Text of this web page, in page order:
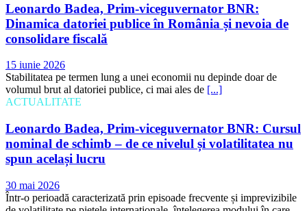
Leonardo Badea, Prim-viceguvernator BNR:
Dinamica datoriei publice în România și nevoia de
consolidare fiscală
15 iunie 2026
Stabilitatea pe termen lung a unei economii nu depinde doar de
volumul brut al datoriei publice, ci mai ales de [...]
ACTUALITATE
Leonardo Badea, Prim-viceguvernator BNR: Cursul
nominal de schimb – de ce nivelul și volatilitatea nu
spun același lucru
30 mai 2026
Într-o perioadă caracterizată prin episoade frecvente și imprevizibile